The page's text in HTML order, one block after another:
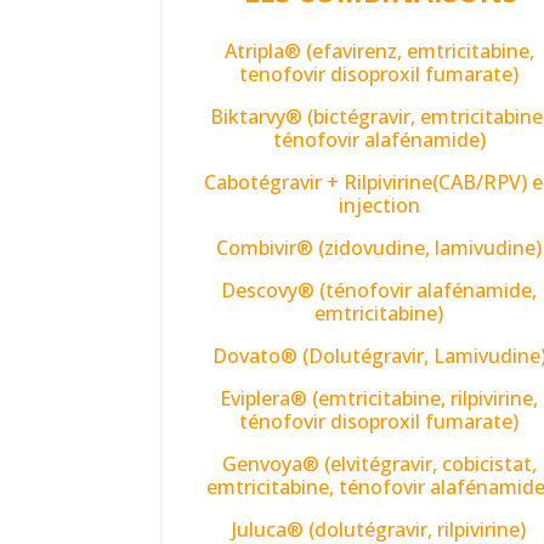
Atripla® (efavirenz, emtricitabine,
tenofovir disoproxil fumarate)
Biktarvy® (bictégravir,
ténofovir alafénamide)
Cabotégravir + Rilpivirine(CAB/RPV)
injection
Combivir® (zidovudine, lamivudine)
Descovy® (ténofovir alafénamide,
emtricitabine)
Dovato® (Dolutégravir,
Eviplera® (emtricitabine, rilpivirine,
ténofovir disoproxil fumarate)
Genvoya® (elvitégravir, cobicistat,
emtricitabine, ténofovir
Juluca® (dolutégravir, rilpivirine)